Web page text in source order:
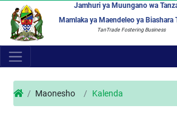
Jamhuri ya Muungano wa
Mamlaka ya Maendeleo ya Biashara
TanTrade Fostering Business
Maonesho Kalenda